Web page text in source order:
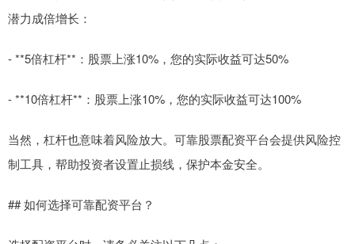
潜力成倍增长：
- **5倍杠杆**：股票上涨10%，您的实际收益可达50%
- **10倍杠杆**：股票上涨10%，您的实际收益可达100%
当然，杠杆也意味着风险放大。可靠股票配资平台会提供风险控
制工具，帮助投资者设置止损线，保护本金安全。
## 如何选择可靠配资平台？